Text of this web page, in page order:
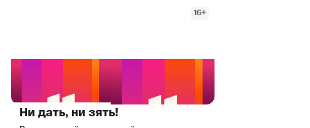
16+
Ни дать, ни зять!